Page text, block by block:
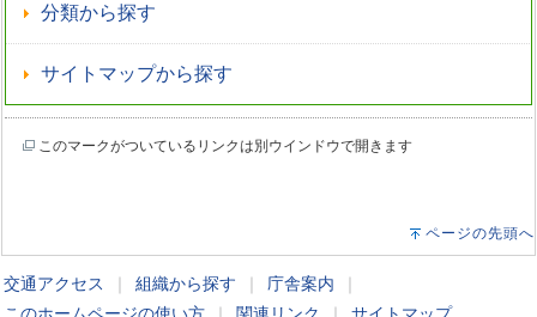
分類から探す
サイトマップから探す
このマークがついているリンクは別ウインドウで開きます
ページの先頭へ
交通アクセス 組織から探す 庁舎案内